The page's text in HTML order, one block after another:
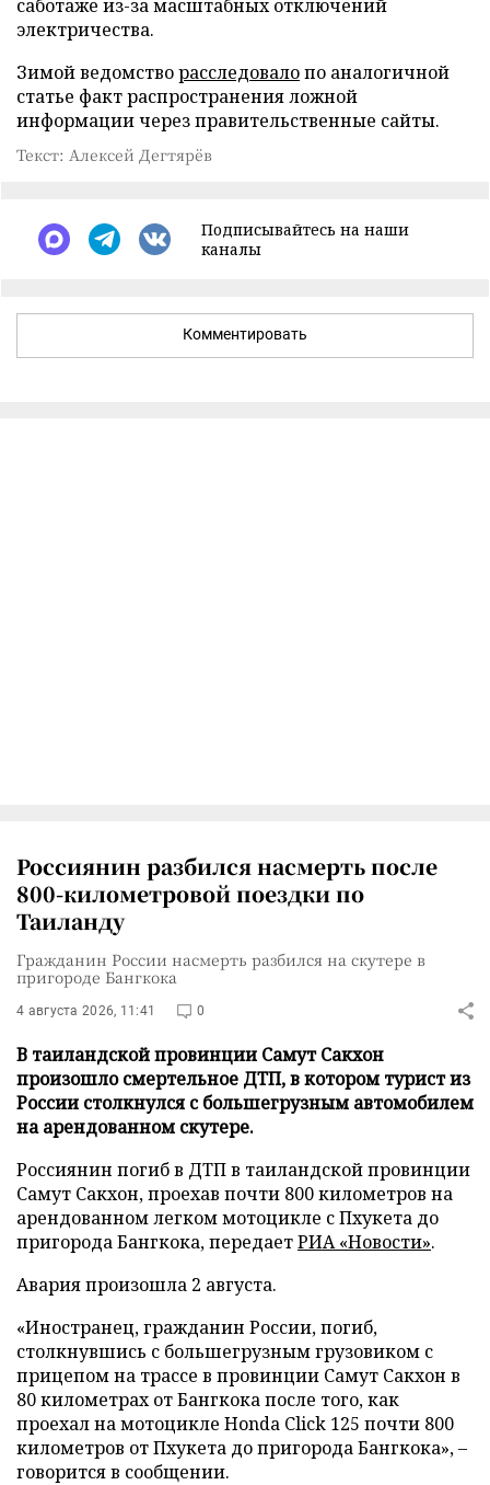
саботаже из-за масштабных отключений
электричества.
Зимой ведомстворасследовалопо аналогичной
статье факт распространения ложной
информации через правительственные сайты.
Текст: Алексей Дегтярёв
Подписывайтесь на наши
каналы
Комментировать
Россиянин разбился насмерть после
800-километровой поездки по
Таиланду
Гражданин России насмерть разбился на скутере в
пригороде Бангкока
4 августа 2026, 11:41 0
В таиландской провинции Самут Сакхон
произошло смертельное ДТП, в котором турист из
России столкнулся с большегрузным автомобилем
на арендованном скутере.
Россиянин погиб в ДТП в таиландской провинции
Самут Сакхон, проехав почти 800 километров на
арендованном легком мотоцикле с Пхукета до
пригорода Бангкока, передаетРИА «Новости».
Авария произошла 2 августа.
«Иностранец, гражданин России, погиб,
столкнувшись с большегрузным грузовиком с
прицепом на трассе в провинции Самут Сакхон в
80 километрах от Бангкока после того, как
проехал на мотоцикле Honda Click 125 почти 800
километров от Пхукета до пригорода Бангкока», –
говорится в сообщении.